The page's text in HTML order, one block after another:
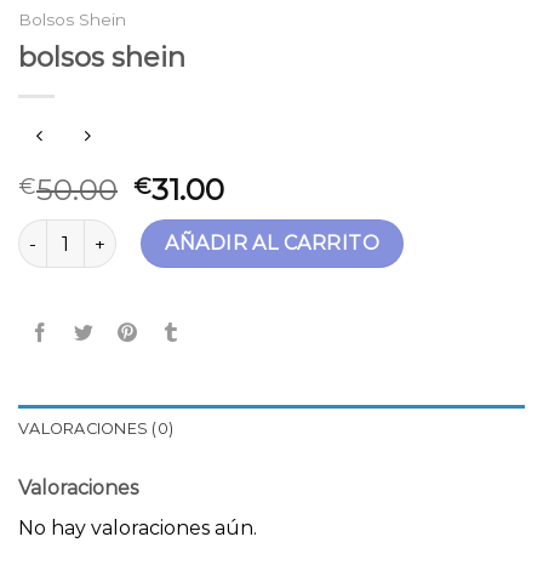
Bolsos Shein
bolsos shein
€50.00 €31.00
bolsos shein cantidadAÑADIR AL CARRITO
VALORACIONES (0)
Valoraciones
No hay valoraciones aún.